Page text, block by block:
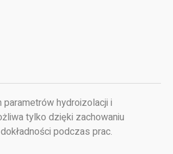
parametrów hydroizolacji i
tylko dzięki zachowaniu
podczas prac.